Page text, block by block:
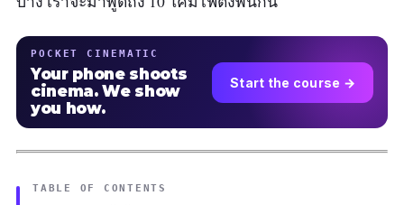
POCKET CINEMATIC
Your phone shoots
cinema. We show
you how.
Start the course →
TABLE OF CONTENTS